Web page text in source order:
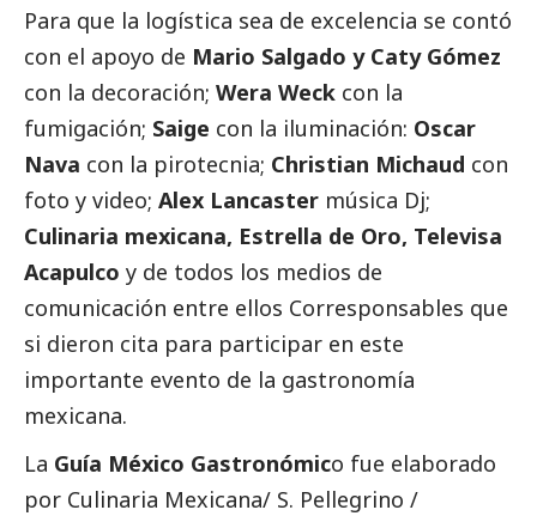
Para que la logística sea de excelencia se contó
con el apoyo de Mario Salgado y Caty Gómez
con la decoración; Wera Weck con la
fumigación; Saige con la iluminación: Oscar
Nava con la pirotecnia; Christian Michaud con
foto y video; Alex Lancaster música Dj;
Culinaria mexicana, Estrella de Oro, Televisa
Acapulco y de todos los medios de
comunicación entre ellos Corresponsables que
si dieron cita para participar en este
importante evento de la gastronomía
mexicana.
La Guía México Gastronómico fue elaborado
por Culinaria Mexicana/ S. Pellegrino /